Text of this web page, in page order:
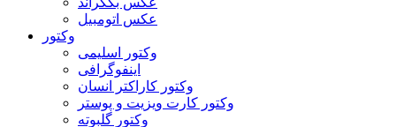
عکس اتومبیل
وکتور
وکتور اسلیمی
اینفوگرافی
وکتور کاراکتر انسان
وکتور کارت ویزیت و پوستر
وکتور گلبوته